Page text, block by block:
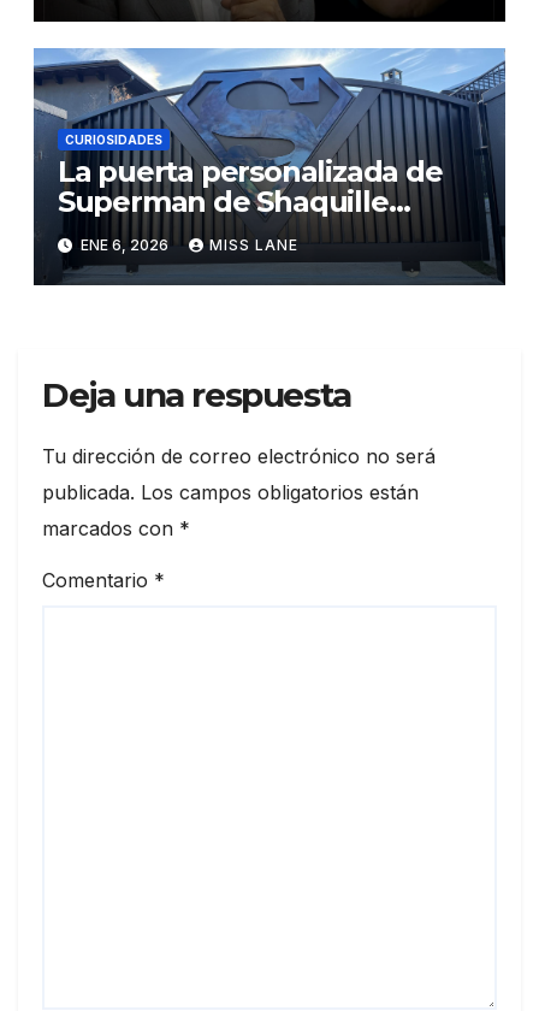
CURIOSIDADES
La puerta personalizada de
Superman de Shaquille
O’Neal
ENE 6, 2026 MISS LANE
Deja una respuesta
Tu dirección de correo electrónico no será
publicada. Los campos obligatorios están
marcados con *
Comentario *